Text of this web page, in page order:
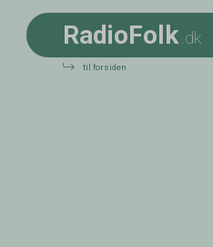
RadioFolk .dk
til forsiden